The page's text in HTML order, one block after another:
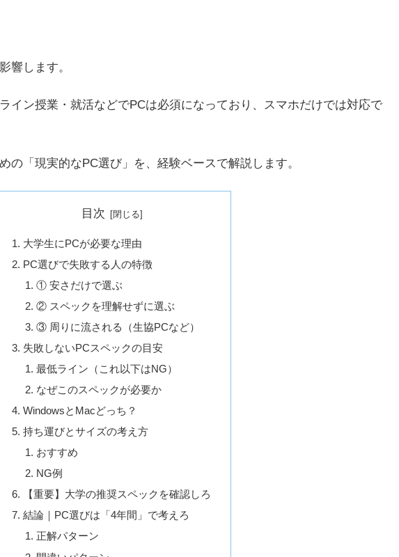
響します。
イン授業・就活などでPCは必須になっており、スマホだけでは対応で
の「現実的なPC選び」を、経験ベースで解説します。
目次
大学生にPCが必要な理由
PC選びで失敗する人の特徴
① 安さだけで選ぶ
② スペックを理解せずに選ぶ
③ 周りに流される（生協PCなど）
失敗しないPCスペックの目安
最低ライン（これ以下はNG）
なぜこのスペックが必要か
WindowsとMacどっち？
持ち運びとサイズの考え方
おすすめ
NG例
【重要】大学の推奨スペックを確認しろ
結論｜PC選びは「4年間」で考えろ
正解パターン